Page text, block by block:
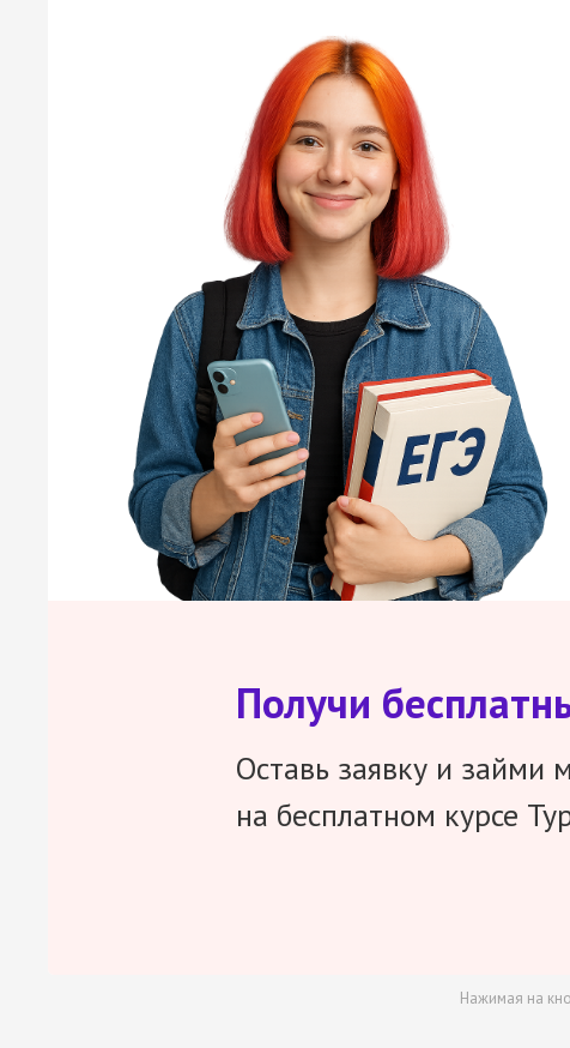
Получи
Оставь заявку и займи
на бесплатном курсе
Нажимая на